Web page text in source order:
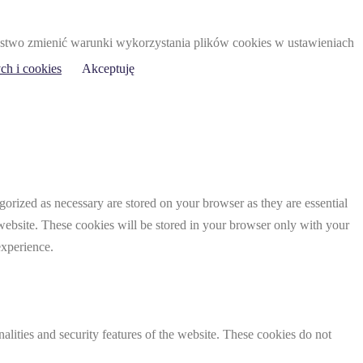
zmienić warunki wykorzystania plików cookies w ustawieniach
i cookies Akceptuję
as necessary are stored on your browser as they are essential
These cookies will be stored in your browser only with your
and security features of the website. These cookies do not